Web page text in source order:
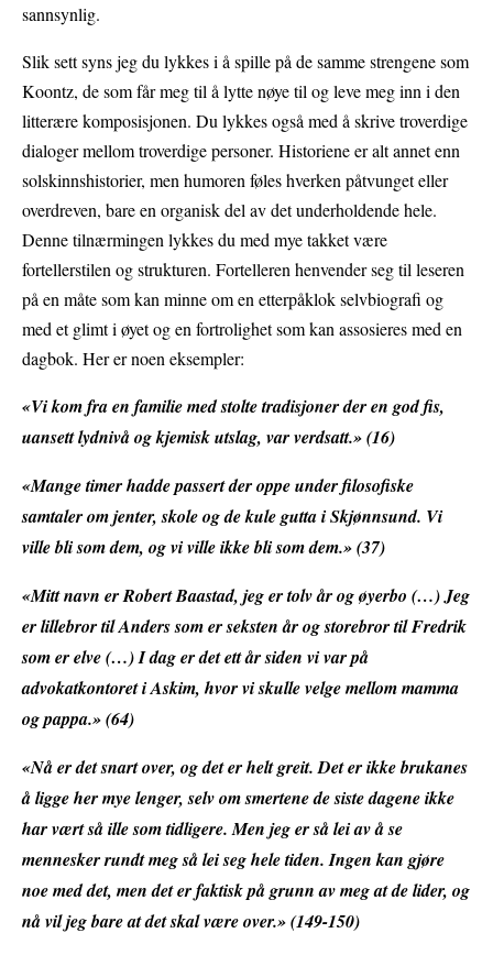
sannsynlig.
Slik sett syns jeg du lykkes i å spille på de samme strengene som
Koontz, de som får meg til å lytte nøye til og leve meg inn i den
litterære komposisjonen. Du lykkes også med å skrive troverdige
dialoger mellom troverdige personer. Historiene er alt annet enn
solskinnshistorier, men humoren føles hverken påtvunget eller
overdreven, bare en organisk del av det underholdende hele.
Denne tilnærmingen lykkes du med mye takket være
fortellerstilen og strukturen. Fortelleren henvender seg til leseren
på en måte som kan minne om en etterpåklok selvbiografi og
med et glimt i øyet og en fortrolighet som kan assosieres med en
dagbok. Her er noen eksempler:
«Vi kom fra en familie med stolte tradisjoner der en god fis,
uansett lydnivå og kjemisk utslag, var verdsatt.» (16)
«Mange timer hadde passert der oppe under filosofiske
samtaler om jenter, skole og de kule gutta i Skjønnsund. Vi
ville bli som dem, og vi ville ikke bli som dem.» (37)
«Mitt navn er Robert Baastad, jeg er tolv år og øyerbo (…) Jeg
er lillebror til Anders som er seksten år og storebror til Fredrik
som er elve (…) I dag er det ett år siden vi var på
advokatkontoret i Askim, hvor vi skulle velge mellom mamma
og pappa.» (64)
«Nå er det snart over, og det er helt greit. Det er ikke brukanes
å ligge her mye lenger, selv om smertene de siste dagene ikke
har vært så ille som tidligere. Men jeg er så lei av å se
mennesker rundt meg så lei seg hele tiden. Ingen kan gjøre
noe med det, men det er faktisk på grunn av meg at de lider, og
nå vil jeg bare at det skal være over.» (149-150)